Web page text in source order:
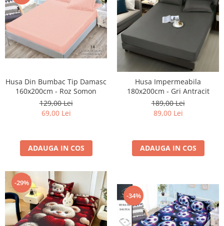
Husa Din Bumbac Tip Damasc
160x200cm - Roz Somon
129,00 Lei
69,00 Lei
ADAUGA IN COS
Husa Impermeabila
180x200cm - Gri Antracit
189,00 Lei
89,00 Lei
ADAUGA IN COS
-29%
-34%